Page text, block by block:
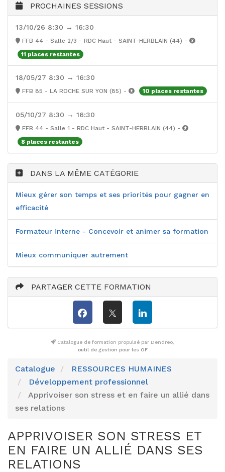
Catalogue
RESSOURCES HUMAINES
Développement professionnel
Apprivoiser son stress et en faire un allié dans
ses relations
APPRIVOISER SON STRESS ET
EN FAIRE UN ALLIÉ DANS SES
RELATIONS
PROCHAINES SESSIONS
13/10/26 8:30 → 16:30
FFB 44 - Salle 2/3 - RDC Haut - SAINT-HERBLAIN (44) -
11 places restantes
18/05/27 8:30 → 16:30
FFB 85 - LA ROCHE SUR YON (85) - 10 places restantes
05/10/27 8:30 → 16:30
FFB 44 - Salle 1 - RDC Haut - SAINT-HERBLAIN (44) -
8 places restantes
DANS LA MÊME CATÉGORIE
Mieux gérer son temps et ses priorités pour gagner en
efficacité
Formateur interne - Concevoir et animer sa formation
Mieux communiquer autrement
PARTAGER CETTE FORMATION
Catalogue de formation propulsé par Dendreo,
outil de gestion pour les OF